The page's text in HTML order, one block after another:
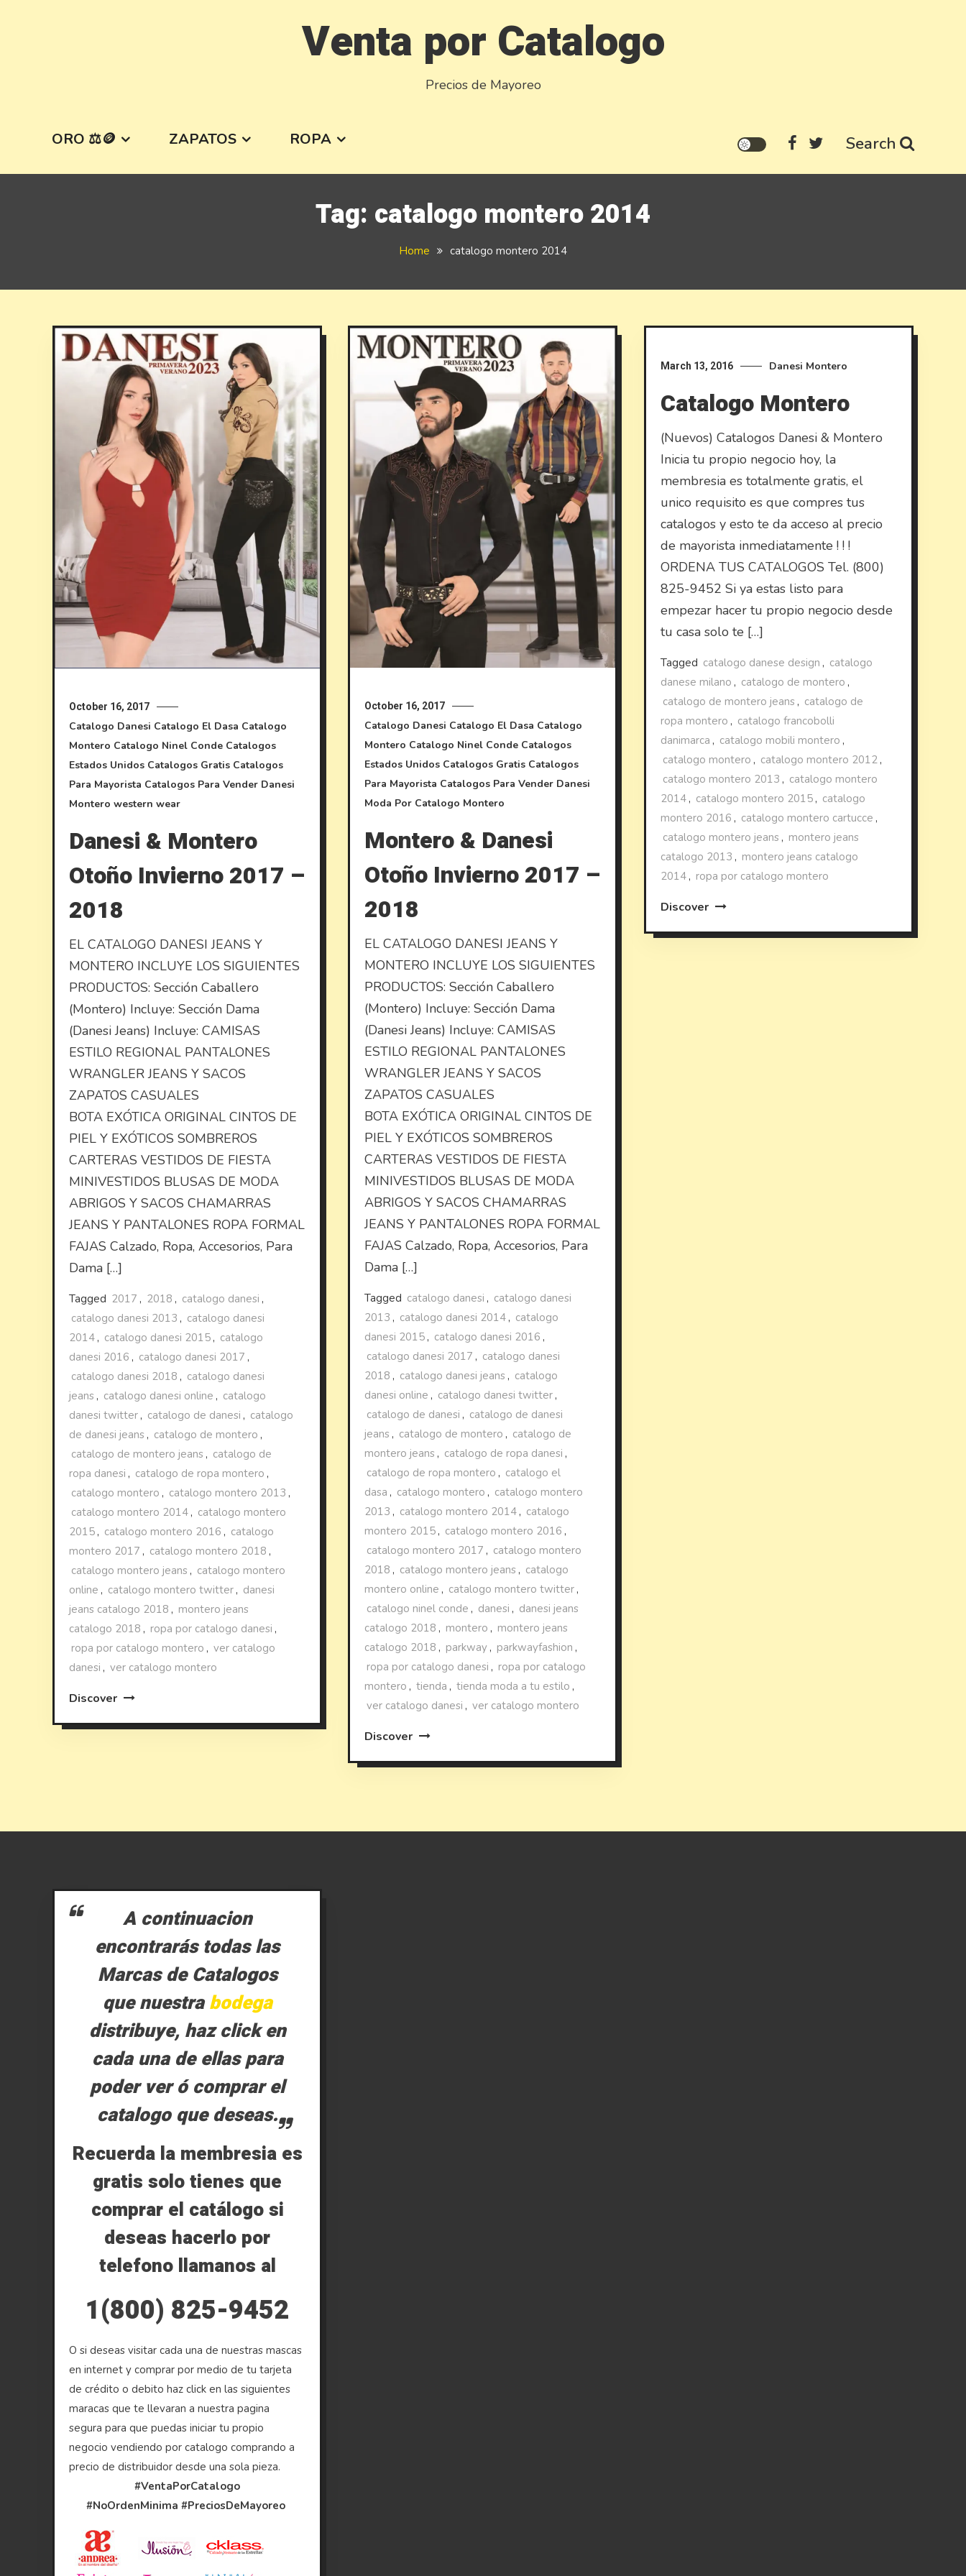
Venta por Catalogo
Precios de Mayoreo
ORO ⚖️🪙 ZAPATOS ROPA Search
Tag: catalogo montero 2014
Home catalogo montero 2014
October 16, 2017
Catalogo Danesi Catalogo El Dasa Catalogo
Montero Catalogo Ninel Conde Catalogos
Estados Unidos Catalogos Gratis Catalogos
Para Mayorista Catalogos Para Vender Danesi
Montero western wear
Danesi & Montero
Otoño Invierno 2017 –
2018
EL CATALOGO DANESI JEANS Y
MONTERO INCLUYE LOS SIGUIENTES
PRODUCTOS: Sección Caballero
(Montero) Incluye: Sección Dama
(Danesi Jeans) Incluye: CAMISAS
ESTILO REGIONAL PANTALONES
WRANGLER JEANS Y SACOS
ZAPATOS CASUALES
BOTA EXÓTICA ORIGINAL CINTOS DE
PIEL Y EXÓTICOS SOMBREROS
CARTERAS VESTIDOS DE FIESTA
MINIVESTIDOS BLUSAS DE MODA
ABRIGOS Y SACOS CHAMARRAS
JEANS Y PANTALONES ROPA FORMAL
FAJAS Calzado, Ropa, Accesorios, Para
Dama […]
Tagged 2017 , 2018 , catalogo danesi ,
catalogo danesi 2013 , catalogo danesi
2014 , catalogo danesi 2015 , catalogo
danesi 2016 , catalogo danesi 2017 ,
catalogo danesi 2018 , catalogo danesi
jeans , catalogo danesi online , catalogo
danesi twitter , catalogo de danesi , catalogo
de danesi jeans , catalogo de montero ,
catalogo de montero jeans , catalogo de
ropa danesi , catalogo de ropa montero ,
catalogo montero , catalogo montero 2013 ,
catalogo montero 2014 , catalogo montero
2015 , catalogo montero 2016 , catalogo
montero 2017 , catalogo montero 2018 ,
catalogo montero jeans , catalogo montero
online , catalogo montero twitter , danesi
jeans catalogo 2018 , montero jeans
catalogo 2018 , ropa por catalogo danesi ,
ropa por catalogo montero , ver catalogo
danesi , ver catalogo montero
Discover
October 16, 2017
Catalogo Danesi Catalogo El Dasa Catalogo
Montero Catalogo Ninel Conde Catalogos
Estados Unidos Catalogos Gratis Catalogos
Para Mayorista Catalogos Para Vender Danesi
Moda Por Catalogo Montero
Montero & Danesi
Otoño Invierno 2017 –
2018
EL CATALOGO DANESI JEANS Y
MONTERO INCLUYE LOS SIGUIENTES
PRODUCTOS: Sección Caballero
(Montero) Incluye: Sección Dama
(Danesi Jeans) Incluye: CAMISAS
ESTILO REGIONAL PANTALONES
WRANGLER JEANS Y SACOS
ZAPATOS CASUALES
BOTA EXÓTICA ORIGINAL CINTOS DE
PIEL Y EXÓTICOS SOMBREROS
CARTERAS VESTIDOS DE FIESTA
MINIVESTIDOS BLUSAS DE MODA
ABRIGOS Y SACOS CHAMARRAS
JEANS Y PANTALONES ROPA FORMAL
FAJAS Calzado, Ropa, Accesorios, Para
Dama […]
Tagged catalogo danesi , catalogo danesi
2013 , catalogo danesi 2014 , catalogo
danesi 2015 , catalogo danesi 2016 ,
catalogo danesi 2017 , catalogo danesi
2018 , catalogo danesi jeans , catalogo
danesi online , catalogo danesi twitter ,
catalogo de danesi , catalogo de danesi
jeans , catalogo de montero , catalogo de
montero jeans , catalogo de ropa danesi ,
catalogo de ropa montero , catalogo el
dasa , catalogo montero , catalogo montero
2013 , catalogo montero 2014 , catalogo
montero 2015 , catalogo montero 2016 ,
catalogo montero 2017 , catalogo montero
2018 , catalogo montero jeans , catalogo
montero online , catalogo montero twitter ,
catalogo ninel conde , danesi , danesi jeans
catalogo 2018 , montero , montero jeans
catalogo 2018 , parkway , parkwayfashion ,
ropa por catalogo danesi , ropa por catalogo
montero , tienda , tienda moda a tu estilo ,
ver catalogo danesi , ver catalogo montero
Discover
March 13, 2016 Danesi Montero
Catalogo Montero
(Nuevos) Catalogos Danesi & Montero
Inicia tu propio negocio hoy, la
membresia es totalmente gratis, el
unico requisito es que compres tus
catalogos y esto te da acceso al precio
de mayorista inmediatamente ! ! !
ORDENA TUS CATALOGOS Tel. (800)
825-9452 Si ya estas listo para
empezar hacer tu propio negocio desde
tu casa solo te […]
Tagged catalogo danese design , catalogo
danese milano , catalogo de montero ,
catalogo de montero jeans , catalogo de
ropa montero , catalogo francobolli
danimarca , catalogo mobili montero ,
catalogo montero , catalogo montero 2012 ,
catalogo montero 2013 , catalogo montero
2014 , catalogo montero 2015 , catalogo
montero 2016 , catalogo montero cartucce ,
catalogo montero jeans , montero jeans
catalogo 2013 , montero jeans catalogo
2014 , ropa por catalogo montero
Discover
A continuacion
encontrarás todas las
Marcas de Catalogos
que nuestrabodega
distribuye, haz click en
cada una de ellas para
poder ver ó comprar el
catalogo que deseas.
Recuerda la membresia es
gratis solo tienes que
comprar el catálogo si
deseas hacerlo por
telefono llamanos al
1(800) 825-9452
O si deseas visitar cada una de nuestras mascas
en internet y comprar por medio de tu tarjeta
de crédito o debito haz click en las siguientes
maracas que te llevaran a nuestra pagina
segura para que puedas iniciar tu propio
negocio vendiendo por catalogo comprando a
precio de distribuidor desde una sola pieza.
#VentaPorCatalogo
#NoOrdenMinima#PreciosDeMayoreo